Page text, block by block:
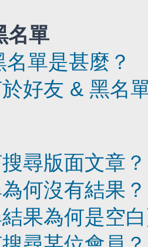
名單
單是甚麼？
好友 & 黑名
尋版面文章？
何沒有結果？
果為何是空